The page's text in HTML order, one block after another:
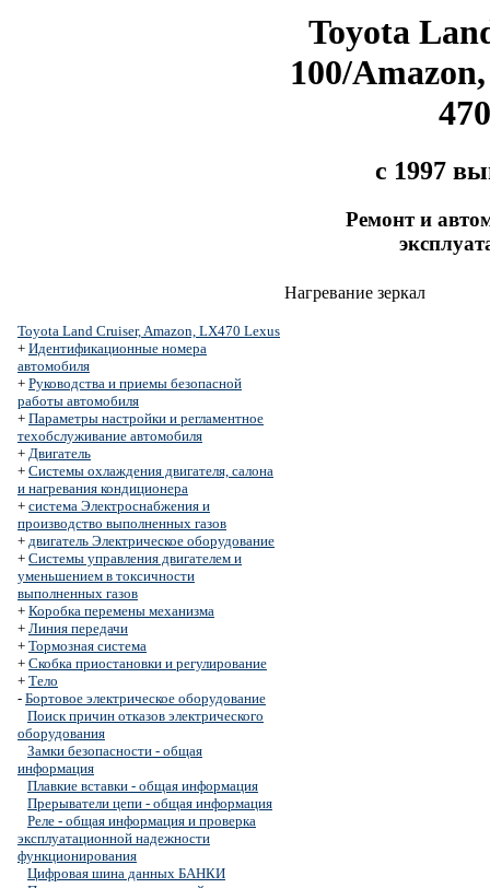
Toyota
100/
470
с 1997
Ремонт и
Toyota Land Cruiser, Amazon, LX470 Lexus
+ Идентификационные номера
автомобиля
+ Руководства и приемы безопасной
работы автомобиля
+ Параметры настройки и регламентное
техобслуживание автомобиля
+ Двигатель
+ Системы охлаждения двигателя, салона
и нагревания кондиционера
+ система Электроснабжения и
производство выполненных газов
+ двигатель Электрическое оборудование
+ Системы управления двигателем и
уменьшением в токсичности
выполненных газов
+ Коробка перемены механизма
+ Линия передачи
+ Тормозная система
+ Скобка приостановки и регулирование
+ Тело
- Бортовое электрическое оборудование
Поиск причин отказов электрического
оборудования
Замки безопасности - общая
информация
Плавкие вставки - общая информация
Прерыватели цепи - общая информация
Реле - общая информация и проверка
эксплуатационной надежности
функционирования
Цифровая шина данных БАНКИ
Нагревание зеркал